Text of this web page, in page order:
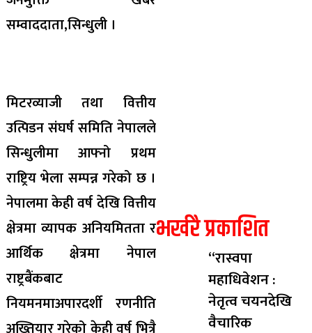
सम्वाददाता,सिन्धुली ।
मिटरव्याजी तथा वित्तीय
उत्पिडन संघर्ष समिति नेपालले
सिन्धुलीमा आफ्नो प्रथम
राष्ट्रिय भेला सम्पन्न गरेको छ ।
नेपालमा केही वर्ष देखि वित्तीय
क्षेत्रमा व्यापक अनियमितता र
आर्थिक क्षेत्रमा नेपाल
राष्ट्रबैंकबाट
नियमनमाअपारदर्शी रणनीति
भर्खरै प्रकाशित
“रास्वपा
महाधिवेशन :
नेतृत्व चयनदेखि
वैचारिक